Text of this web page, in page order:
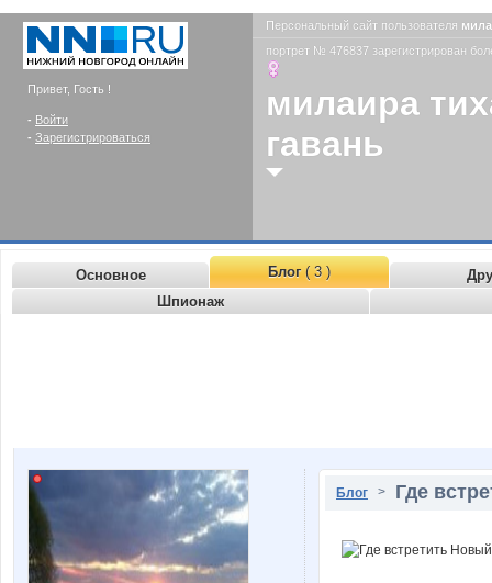
Привет, Гость !
- Войти
- Зарегистрироваться
Персональный сайт пользователя
портрет № 476837 зарегистрирован
милаира
гавань
Основное Блог( 3 )
Шпионаж
Блог > Где